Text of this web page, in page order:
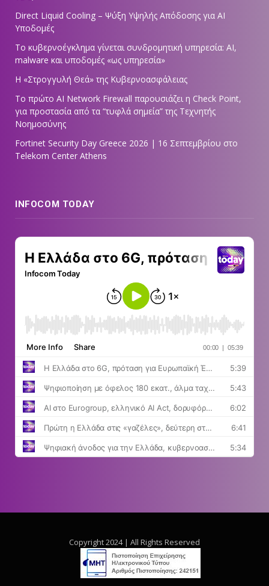
Direct Liquid Cooling – Ψύξη Υψηλής Απόδοσης για AI
Υποδομές
Το κυβερνοέγκλημα γίνεται συνδρομητική υπηρεσία: AI,
malware και υποδομές «ως υπηρεσία»
Η «Στρογγυλή Θεά» της Κυβερνοασφάλειας
Tο πρώτο AI Network Firewall παρουσιάζει η Check Point,
για προστασία από τα “τυφλά σημεία” της Τεχνητής
Νοημοσύνης
Fortinet Security Day Greece 2026 | 16 Σεπτεμβρίου στο
Telekom Center Athens
INFOCOM TODAY
Copyright 2024 | All Rights Reserved